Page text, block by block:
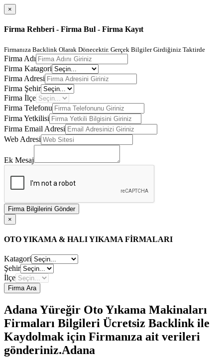
×
Firma Rehberi - Firma Bul - Firma Kayıt
Firmanıza Backlink Olarak Dönecektir. Gerçek Bilgiler Girdiğiniz Taktirde
Firma Adı
Firma Katagori
Firma Adresi
Firma Şehir
Firma İlçe
Firma Telefonu
Firma Yetkilisi
Firma Email Adresi
Web Adresi
Ek Mesaj
Firma Bilgilerini Gönder
×
OTO YIKAMA & HALI YIKAMA FİRMALARI
Katagori
Şehir
İlçe
Firma Ara
Adana Yüreğir Oto Yıkama Makinaları
Firmaları Bilgileri Ücretsiz Backlink ile
Kaydolmak için Firmanıza ait verileri
gönderiniz.Adana